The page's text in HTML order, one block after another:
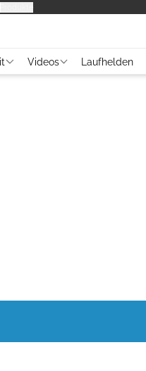
Videos Laufhelden